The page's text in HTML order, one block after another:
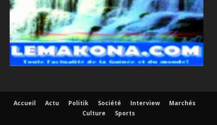
Accueil Actu Politik Société Interview
Marchés
Culture
Sports